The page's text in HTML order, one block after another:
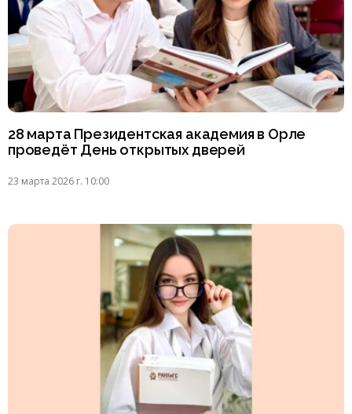
28 марта Президентская академия в Орле
проведёт День открытых дверей
23 марта 2026 г. 10:00